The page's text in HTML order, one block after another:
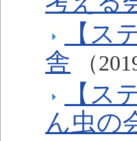
【
舎
（
【
ん虫の